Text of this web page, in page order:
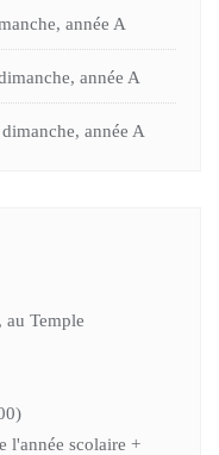
année A
année A
année A
au Temple
l'année scolaire +